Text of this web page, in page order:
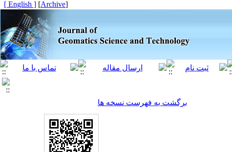
[
Archive
]
[ English ]
برگشت به فهرست نسخه ها